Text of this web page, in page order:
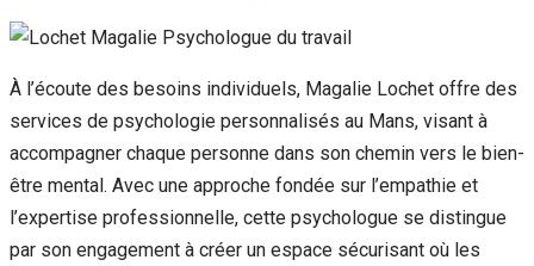
À l’écoute des besoins individuels, Magalie Lochet offre des
services de psychologie personnalisés au Mans, visant à
accompagner chaque personne dans son chemin vers le bien-
être mental. Avec une approche fondée sur l’empathie et
l’expertise professionnelle, cette psychologue se distingue
par son engagement à créer un espace sécurisant où les